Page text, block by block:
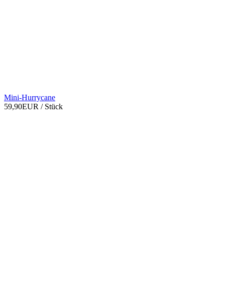
Mini-Hurrycane
59,90EUR / Stück